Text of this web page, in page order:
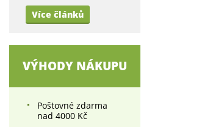
Více článků
VÝHODY NÁKUPU
Poštovné zdarma
nad 4000 Kč